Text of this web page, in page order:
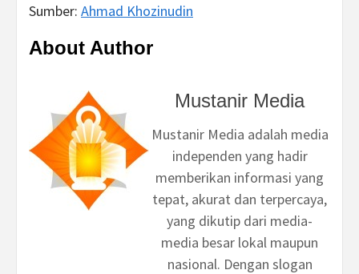
Sumber: Ahmad Khozinudin
About Author
Mustanir Media
Mustanir Media adalah media
independen yang hadir
memberikan informasi yang
tepat, akurat dan terpercaya,
yang dikutip dari media-
media besar lokal maupun
nasional. Dengan slogan